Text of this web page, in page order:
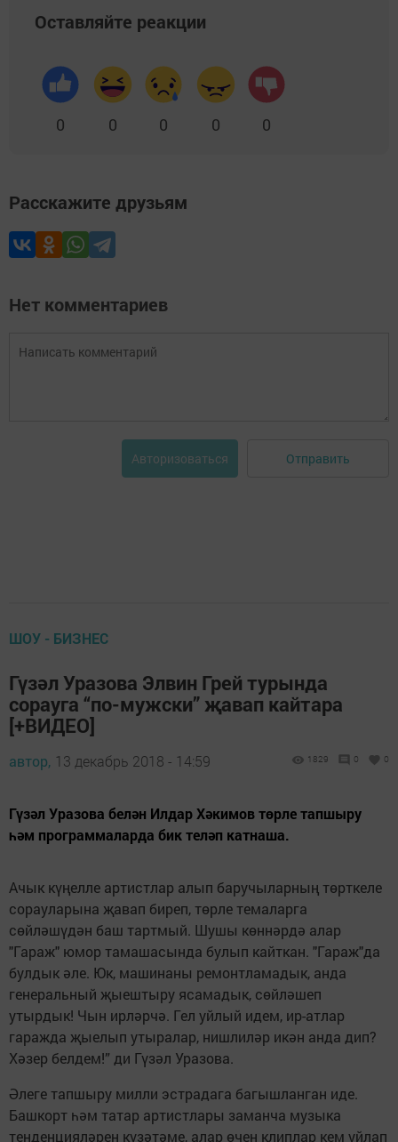
Оставляйте реакции
0 0 0 0 0
Расскажите друзьям
Нет комментариев
Авторизоваться Отправить
ШОУ - БИЗНЕС
Гүзәл Уразова Элвин Грей турында
сорауга “по-мужски” җавап кайтара
[+ВИДЕО]
автор, 13 декабрь 2018 - 14:59 1829 0 0
Гүзәл Уразова белән Илдар Хәкимов төрле тапшыру
һәм программаларда бик теләп катнаша.
Ачык күңелле артистлар алып баручыларның төрткеле
сорауларына җавап биреп, төрле темаларга
сөйләшүдән баш тартмый. Шушы көннәрдә алар
"Гараж" юмор тамашасында булып кайткан. "Гараж"да
булдык әле. Юк, машинаны ремонтламадык, анда
генеральный җыештыру ясамадык, сөйләшеп
утырдык! Чын ирләрчә. Гел уйлый идем, ир-атлар
гаражда җыелып утыралар, нишлиләр икән анда дип?
Хәзер белдем!” ди Гүзәл Уразова.
Әлеге тапшыру милли эстрадага багышланган иде.
Башкорт һәм татар артистлары заманча музыка
тенденцияләрен күзәтәме, алар өчен клиплар кем уйлап